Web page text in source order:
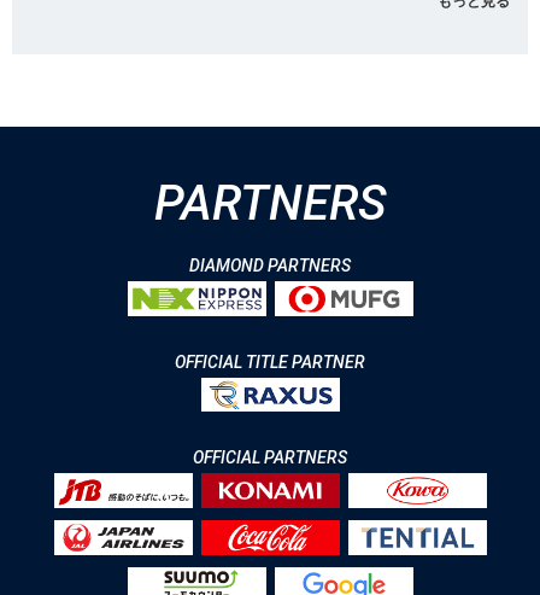
PARTNERS
DIAMOND PARTNERS
OFFICIAL TITLE PARTNER
OFFICIAL PARTNERS